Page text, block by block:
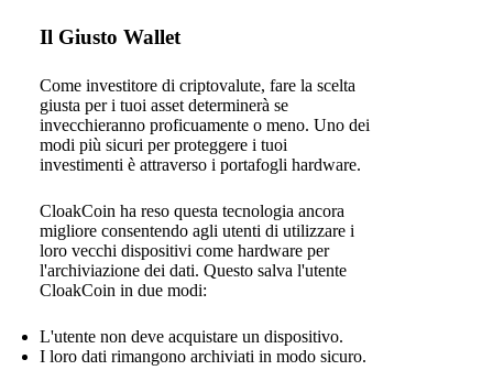
Il Giusto Wallet
Come investitore di criptovalute, fare la scelta
giusta per i tuoi asset determinerà se
invecchieranno proficuamente o meno. Uno dei
modi più sicuri per proteggere i tuoi
investimenti è attraverso i portafogli hardware.
CloakCoin ha reso questa tecnologia ancora
migliore consentendo agli utenti di utilizzare i
loro vecchi dispositivi come hardware per
l'archiviazione dei dati. Questo salva l'utente
CloakCoin in due modi:
L'utente non deve acquistare un dispositivo.
I loro dati rimangono archiviati in modo sicuro.